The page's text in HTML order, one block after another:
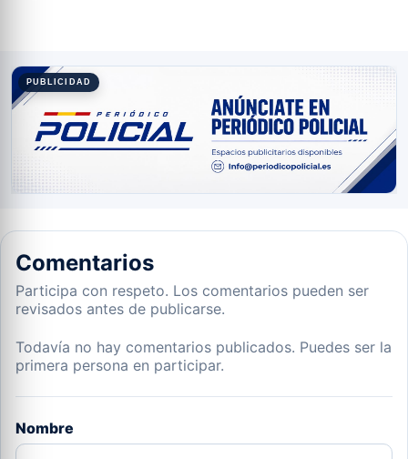
PUBLICIDAD
Comentarios
Participa con respeto. Los comentarios pueden ser
revisados antes de publicarse.
Todavía no hay comentarios publicados. Puedes ser la
primera persona en participar.
Nombre